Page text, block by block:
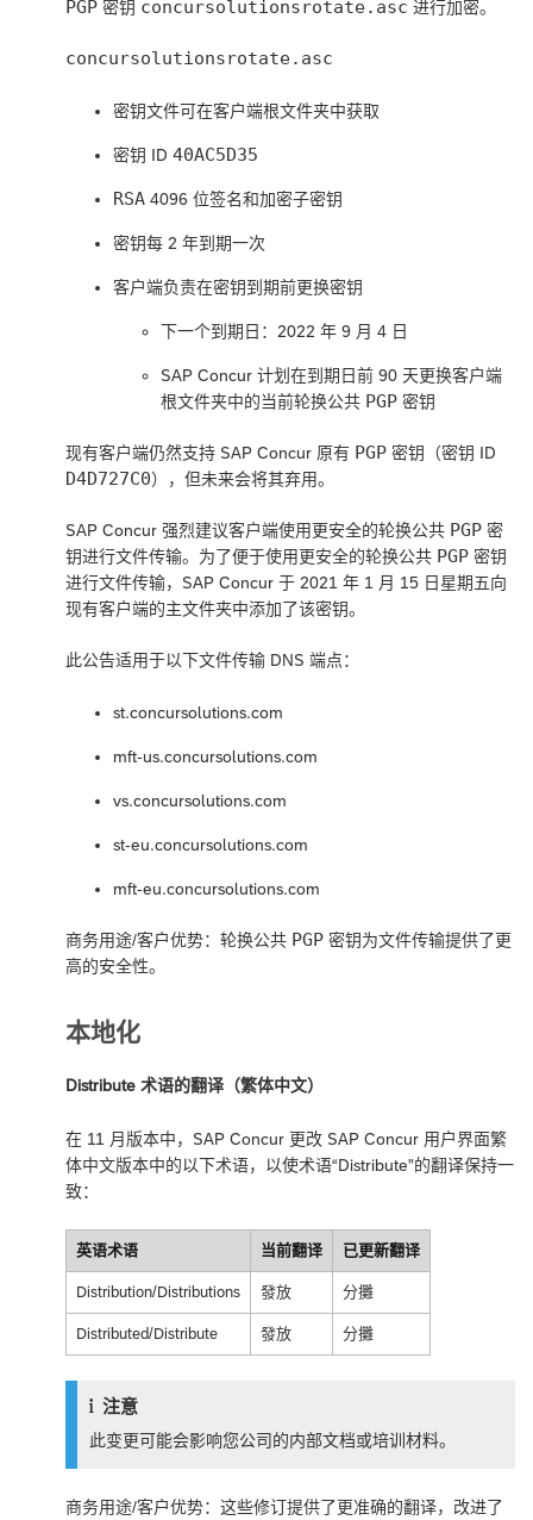
PGP 密钥 concursolutionsrotate.asc 进行加密。
concursolutionsrotate.asc
密钥文件可在客户端根文件夹中获取
密钥 ID 40AC5D35
RSA 4096 位签名和加密子密钥
密钥每 2 年到期一次
客户端负责在密钥到期前更换密钥
下一个到期日：2022 年 9 月 4 日
SAP Concur 计划在到期日前 90 天更换客户端
根文件夹中的当前轮换公共 PGP 密钥
现有客户端仍然支持 SAP Concur 原有 PGP 密钥（密钥 ID
D4D727C0），但未来会将其弃用。
SAP Concur 强烈建议客户端使用更安全的轮换公共 PGP 密
钥进行文件传输。为了便于使用更安全的轮换公共 PGP 密钥
进行文件传输，SAP Concur 于 2021 年 1 月 15 日星期五向
现有客户端的主文件夹中添加了该密钥。
此公告适用于以下文件传输 DNS 端点：
st.concursolutions.com
mft-us.concursolutions.com
vs.concursolutions.com
st-eu.concursolutions.com
mft-eu.concursolutions.com
商务用途/客户优势：轮换公共 PGP 密钥为文件传输提供了更
高的安全性。
本地化
Distribute 术语的翻译（繁体中文）
在 11 月版本中，SAP Concur 更改 SAP Concur 用户界面繁
体中文版本中的以下术语，以使术语“Distribute”的翻译保持一
致：
英语术语 当前翻译 已更新翻译
Distribution/Distributions 發放 分攤
Distributed/Distribute 發放 分攤
注意
此变更可能会影响您公司的内部文档或培训材料。
商务用途/客户优势：这些修订提供了更准确的翻译，改进了